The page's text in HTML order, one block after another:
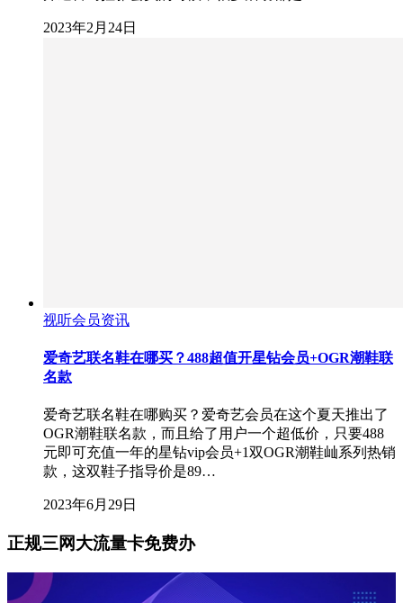
2023年2月24日
视听会员资讯
爱奇艺联名鞋在哪买？488超值开星钻会员+OGR潮鞋联
名款
爱奇艺联名鞋在哪购买？爱奇艺会员在这个夏天推出了
OGR潮鞋联名款，而且给了用户一个超低价，只要488
元即可充值一年的星钻vip会员+1双OGR潮鞋屾系列热销
款，这双鞋子指导价是89…
2023年6月29日
正规三网大流量卡免费办